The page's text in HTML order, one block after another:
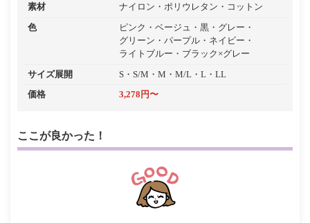
素材
ナイロン ポリウレタン
コットン
色
ピンク ベージュ 黒
グレー
グリーン
パープル
ネイビー
ライトブルー
ブラック×グレー
サイズ展開
S・S/M・M・M/L・L・LL
価格
3,278円〜
ここが良かった！